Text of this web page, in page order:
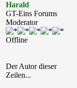
Harald
GT-Eins Forums
Moderator
Offline
Der Autor dieser
Zeilen...